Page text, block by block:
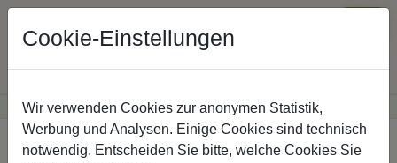
Günstige Versandkosteninnerhalb Österreichs· Sichere Zahlung
Startseite
Cookie-Einstellungen
Wir verwenden Cookies zur anonymen Statistik,
Werbung und Analysen. Einige Cookies sind technisch
notwendig. Entscheiden Sie bitte, welche Cookies Sie